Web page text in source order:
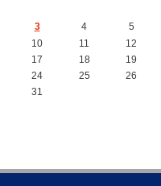
3
4 5
10
11 12
17
18 19
24
25 26
31